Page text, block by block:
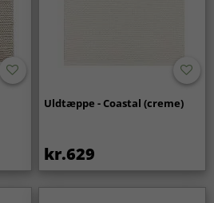
Uldtæppe - Coastal (creme)
kr.629